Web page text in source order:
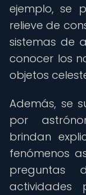
ejemplo, se
relieve de
sistemas de
conocer los
objetos
Además, se
por
brindan
fenómenos
preguntas
actividades